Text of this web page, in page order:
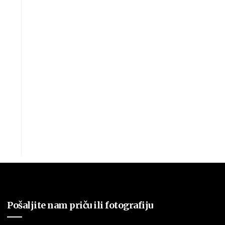
Pošaljite nam priču ili fotografiju